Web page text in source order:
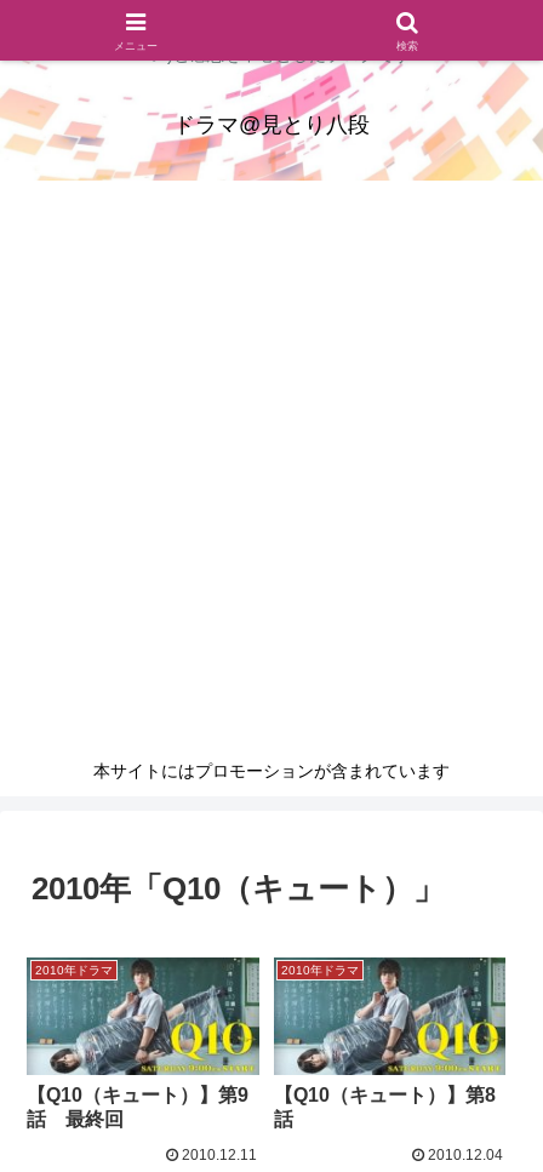
ドラマのシーンとセリフを切り取ったあらすじレビュー(復習ネタ
バレ)と感想を中心としたブログです
ドラマ@見とり八段
本サイトにはプロモーションが含まれています
2010年「Q10（キュート）」
2010年ドラマ
【Q10（キュート）】第9
話 最終回
2010.12.11
2010年ドラマ
【Q10（キュート）】第8
話
2010.12.04
メニュー 検索